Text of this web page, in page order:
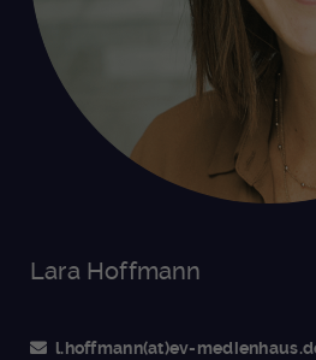
Lara Hoffmann
l.hoffmann(at)ev-